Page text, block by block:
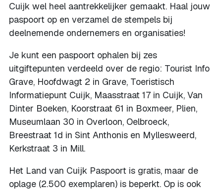
Cuijk wel heel aantrekkelijker gemaakt. Haal jouw
paspoort op en verzamel de stempels bij
deelnemende ondernemers en organisaties!
Je kunt een paspoort ophalen bij zes
uitgiftepunten verdeeld over de regio: Tourist Info
Grave, Hoofdwagt 2 in Grave, Toeristisch
Informatiepunt Cuijk, Maasstraat 17 in Cuijk, Van
Dinter Boeken, Koorstraat 61 in Boxmeer, Plien,
Museumlaan 30 in Overloon, Oelbroeck,
Breestraat 1d in Sint Anthonis en Myllesweerd,
Kerkstraat 3 in Mill.
Het Land van Cuijk Paspoort is gratis, maar de
oplage (2.500 exemplaren) is beperkt. Op is ook